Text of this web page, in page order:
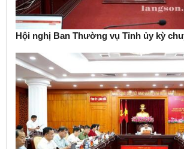
Hội nghị Ban Thường vụ Tỉnh ủy kỳ